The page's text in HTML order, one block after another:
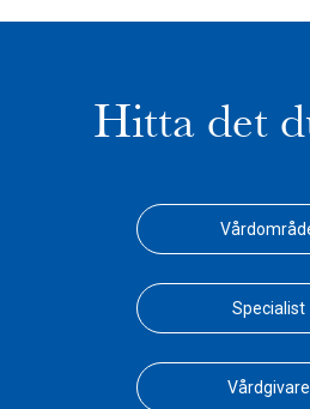
Hitta det
Specialist
Vårdgivare